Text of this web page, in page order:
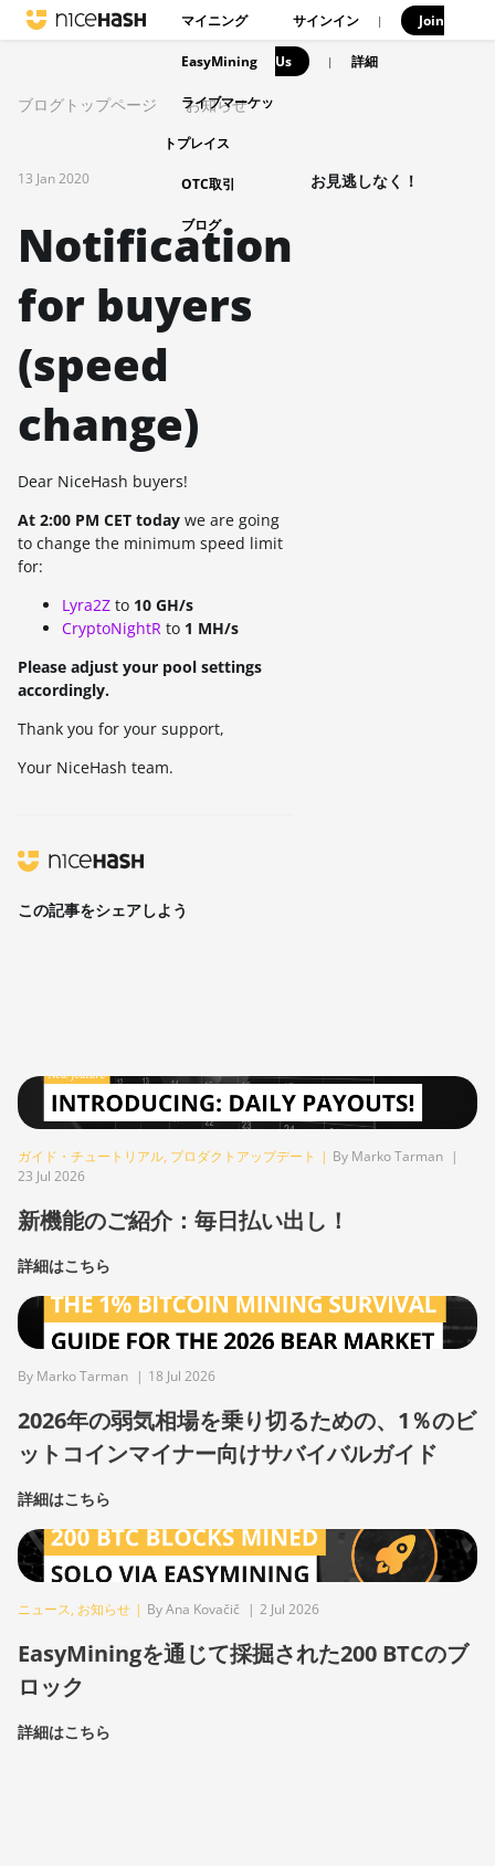
マイニング
EasyMining
ライブマーケッ
トプレイス
OTC取引
ブログ
サインイン | Join
Us | 詳細
ブログトップページ お知らせ
13 Jan 2020
Notification
for buyers
(speed
change)
Dear NiceHash buyers!
At 2:00 PM CET today we are going
to change the minimum speed limit
for:
Lyra2Z to 10 GH/s
CryptoNightR to 1 MH/s
Please adjust your pool settings
accordingly.
Thank you for your support,
Your NiceHash team.
この記事をシェアしよう
お見逃しなく！
ガイド・チュートリアル, プロダクトアップデート | By Marko Tarman |
23 Jul 2026
新機能のご紹介：毎日払い出し！
詳細はこちら
By Marko Tarman | 18 Jul 2026
2026年の弱気相場を乗り切るための、1％のビ
ットコインマイナー向けサバイバルガイド
詳細はこちら
ニュース, お知らせ | By Ana Kovačič | 2 Jul 2026
EasyMiningを通じて採掘された200 BTCのブ
ロック
詳細はこちら